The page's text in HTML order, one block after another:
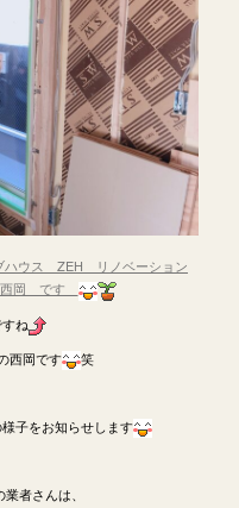
ウス ZEH リノベーション
岡 です
ね
西岡です
笑
子をお知らせします
者さんは、